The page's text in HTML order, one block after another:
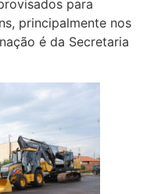
para
principalmente nos
é da Secretaria